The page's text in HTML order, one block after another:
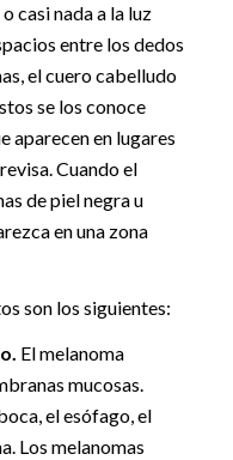
casi nada a la luz
entre los dedos
el cuero cabelludo
se los conoce
aparecen en lugares
Cuando el
de piel negra u
en una zona
son los siguientes:
El melanoma
mucosas.
el esófago, el
Los melanomas